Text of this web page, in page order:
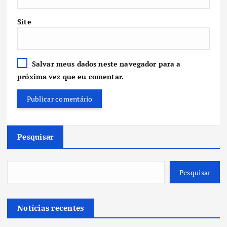
Site
Salvar meus dados neste navegador para a
próxima vez que eu comentar.
Pesquisar
Pesquisar
Notícias recentes